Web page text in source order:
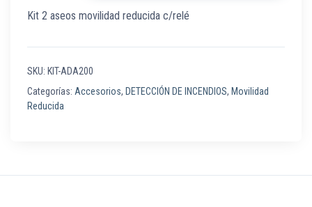
Kit 2 aseos movilidad reducida c/relé
SKU: KIT-ADA200
Categorías: Accesorios, DETECCIÓN DE INCENDIOS, Movilidad
Reducida